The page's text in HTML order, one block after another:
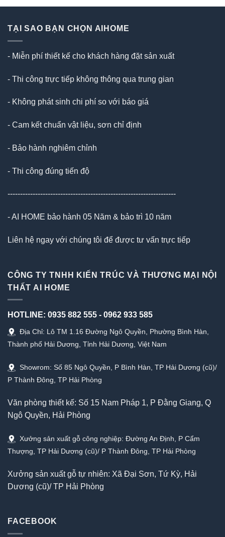
TẠI SAO BẠN CHỌN AIHOME
- Miễn phí thiết kế cho khách hàng đặt sản xuất
- Thi công trực tiếp không thông qua trung gian
- Không phát sinh chi phí so với báo giá
- Cam kết chuẩn vật liệu, sơn chỉ định
- Bảo hành nghiêm chỉnh
- Thi công đúng tiến độ
-------------------------------------------------------------------
- AI HOME bảo hành 05 Năm & bảo trì 10 năm
Liên hệ ngay với chúng tôi để được tư vấn trực tiếp
CÔNG TY TNHH KIẾN TRÚC VÀ THƯƠNG MẠI NỘI
THẤT AI HOME
HOTLINE: 0935 882 555 - 0962 933 585
Địa Chỉ: Lô TM 1.16 Đường Ngô Quyền, Phường Bình Hàn,
Thành phố Hải Dương, Tỉnh Hải Dương, Việt Nam
Showrom: Số 85 Ngô Quyền, P Bình Hàn, TP Hải Dương (cũ)/
P Thành Đông, TP Hải Phòng
Văn phòng thiết kế: Số 15 Nam Pháp 1, P Đằng Giang, Q
Ngô Quyền, Hải Phòng
Xưởng sản xuất gỗ công nghiệp: Đường An Định, P Cẩm
Thượng, TP Hải Dương (cũ)/ P Thành Đông, TP Hải Phòng
Xưởng sản xuất gỗ tự nhiên: Xã Đại Sơn, Tứ Kỳ, Hải
Dương (cũ)/ TP Hải Phòng
FACEBOOK